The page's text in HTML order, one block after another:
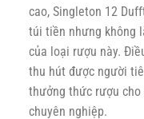
cao, Singleton 12
túi tiền nhưng không
của loại rượu này.
thu hút được người
thưởng thức rượu
chuyên nghiệp.